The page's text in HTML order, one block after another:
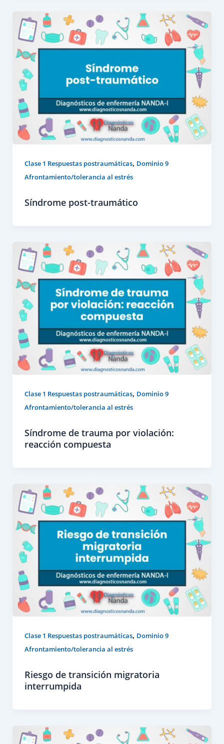
Clase 1 Respuestas postraumáticas, Dominio 9
Afrontamiento/tolerancia al estrés
Síndrome post-traumático
Clase 1 Respuestas postraumáticas, Dominio 9
Afrontamiento/tolerancia al estrés
Síndrome de trauma por violación:
reacción compuesta
Clase 1 Respuestas postraumáticas, Dominio 9
Afrontamiento/tolerancia al estrés
Riesgo de transición migratoria
interrumpida